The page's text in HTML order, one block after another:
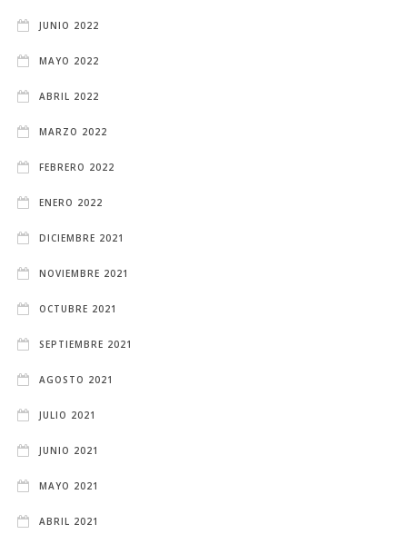
JUNIO 2022
MAYO 2022
ABRIL 2022
MARZO 2022
FEBRERO 2022
ENERO 2022
DICIEMBRE 2021
NOVIEMBRE 2021
OCTUBRE 2021
SEPTIEMBRE 2021
AGOSTO 2021
JULIO 2021
JUNIO 2021
MAYO 2021
ABRIL 2021